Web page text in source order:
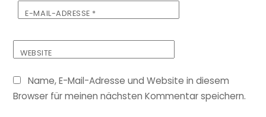
E-MAIL-ADRESSE *
WEBSITE
Name, E-Mail-Adresse und Website in diesem
Browser für meinen nächsten Kommentar speichern.